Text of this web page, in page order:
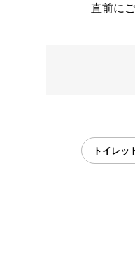
直前に
トイレッ